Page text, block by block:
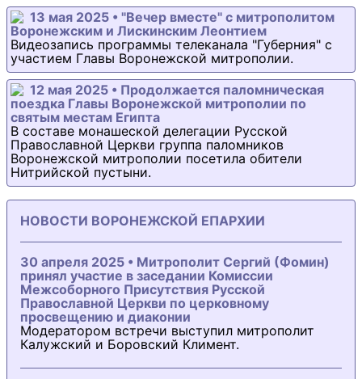
13 мая 2025 • "Вечер вместе" с митрополитом
Воронежским и Лискинским Леонтием
Видеозапись программы телеканала "Губерния" с
участием Главы Воронежской митрополии.
12 мая 2025 • Продолжается паломническая
поездка Главы Воронежской митрополии по
святым местам Египта
В составе монашеской делегации Русской
Православной Церкви группа паломников
Воронежской митрополии посетила обители
Нитрийской пустыни.
НОВОСТИ ВОРОНЕЖСКОЙ ЕПАРХИИ
30 апреля 2025 • Митрополит Сергий (Фомин)
принял участие в заседании Комиссии
Межсоборного Присутствия Русской
Православной Церкви по церковному
просвещению и диаконии
Модератором встречи выступил митрополит
Калужский и Боровский Климент.